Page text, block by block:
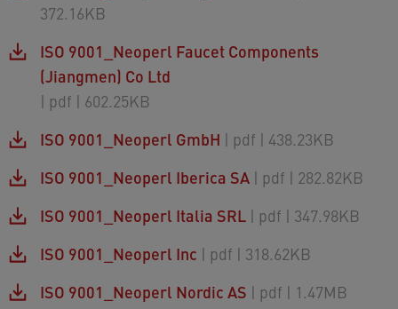
372.16KB
ISO 9001_Neoperl Faucet Components
(Jiangmen) Co Ltd
| pdf | 602.25KB
ISO 9001_Neoperl GmbH | pdf | 438.23KB
ISO 9001_Neoperl Iberica SA | pdf | 282.82KB
ISO 9001_Neoperl Italia SRL | pdf | 347.98KB
ISO 9001_Neoperl Inc | pdf | 318.62KB
ISO 9001_Neoperl Nordic AS | pdf | 1.47MB